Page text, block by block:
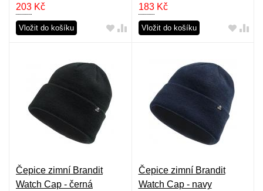
203 Kč
Vložit do košíku
183Kč
Vložit do košíku
Čepice zimní Brandit
Watch Cap - černá
Čepice zimní Brandit
Watch Cap - navy